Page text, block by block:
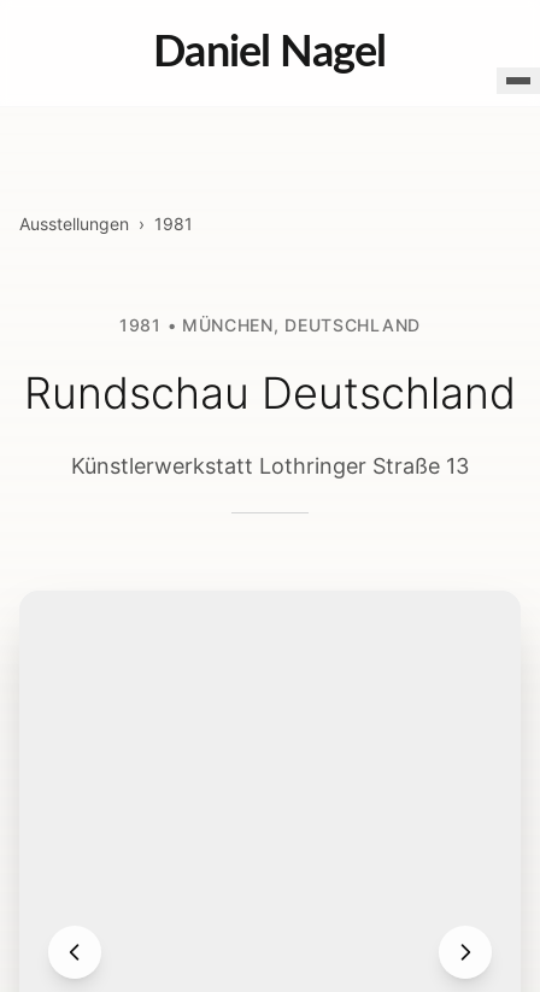
Daniel Nagel
Ausstellungen › 1981
1981 • MÜNCHEN, DEUTSCHLAND
Rundschau Deutschland
Künstlerwerkstatt Lothringer Straße 13